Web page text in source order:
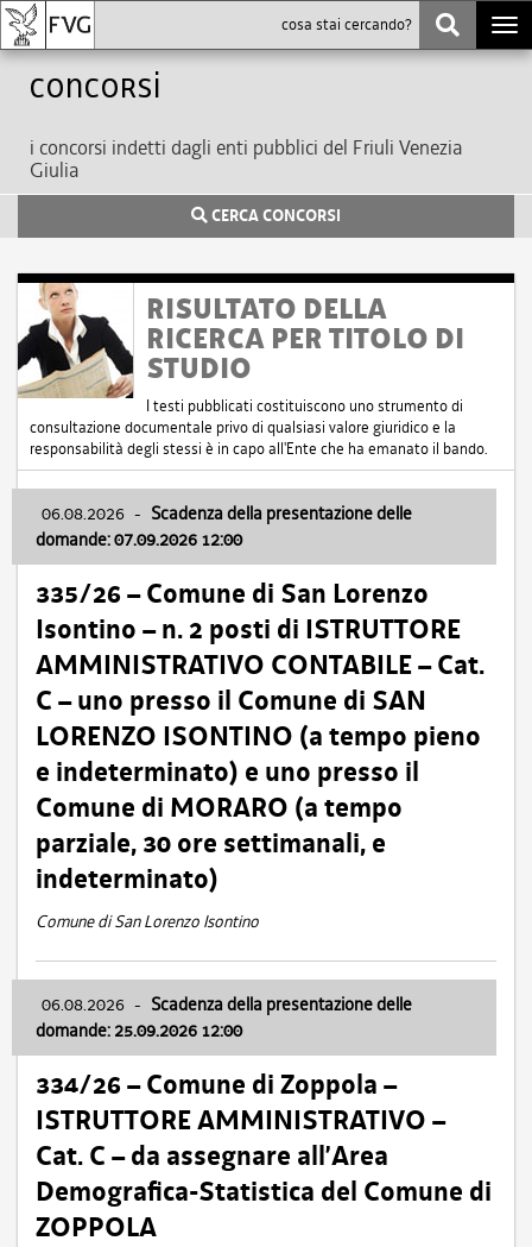
Concorsi
i concorsi indetti dagli enti pubblici del Friuli Venezia
Giulia
CERCA CONCORSI
RISULTATO DELLA
RICERCA PER TITOLO DI
STUDIO
I testi pubblicati costituiscono uno strumento di
consultazione documentale privo di qualsiasi valore giuridico e la
responsabilità degli stessi è in capo all'Ente che ha emanato il bando.
06.08.2026 - Scadenza della presentazione delle
domande: 07.09.2026 12:00
335/26 – Comune di San Lorenzo
Isontino – n. 2 posti di ISTRUTTORE
AMMINISTRATIVO CONTABILE – Cat.
C – uno presso il Comune di SAN
LORENZO ISONTINO (a tempo pieno
e indeterminato) e uno presso il
Comune di MORARO (a tempo
parziale, 30 ore settimanali, e
indeterminato)
Comune di San Lorenzo Isontino
06.08.2026 - Scadenza della presentazione delle
domande: 25.09.2026 12:00
334/26 – Comune di Zoppola –
ISTRUTTORE AMMINISTRATIVO –
Cat. C – da assegnare all’Area
Demografica-Statistica del Comune di
ZOPPOLA